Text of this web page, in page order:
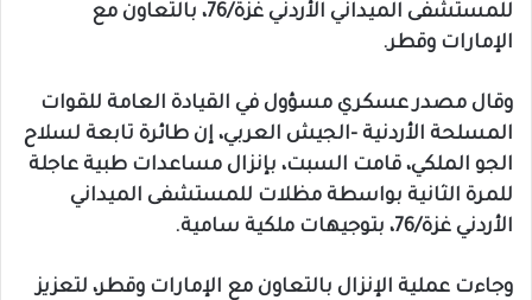
للمستشفى الميداني الأردني غزة/76، بالتعاون مع
الإمارات وقطر.
وقال مصدر عسكري مسؤول في القيادة العامة للقوات
المسلحة الأردنية -الجيش العربي، إن طائرة تابعة لسلاح
الجو الملكي، قامت السبت، بإنزال مساعدات طبية عاجلة
للمرة الثانية بواسطة مظلات للمستشفى الميداني
الأردني غزة/76، بتوجيهات ملكية سامية.
وجاءت عملية الإنزال بالتعاون مع الإمارات وقطر، لتعزيز